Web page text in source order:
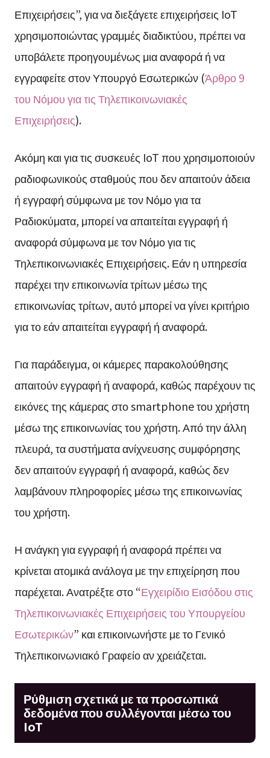
Επιχειρήσεις”, για να διεξάγετε επιχειρήσεις IoT
χρησιμοποιώντας γραμμές διαδικτύου, πρέπει να
υποβάλετε προηγουμένως μια αναφορά ή να
εγγραφείτε στον Υπουργό Εσωτερικών (Άρθρο 9
του Νόμου για τις Τηλεπικοινωνιακές
Επιχειρήσεις).
Ακόμη και για τις συσκευές IoT που χρησιμοποιούν
ραδιοφωνικούς σταθμούς που δεν απαιτούν άδεια
ή εγγραφή σύμφωνα με τον Νόμο για τα
Ραδιοκύματα, μπορεί να απαιτείται εγγραφή ή
αναφορά σύμφωνα με τον Νόμο για τις
Τηλεπικοινωνιακές Επιχειρήσεις. Εάν η υπηρεσία
παρέχει την επικοινωνία τρίτων μέσω της
επικοινωνίας τρίτων, αυτό μπορεί να γίνει κριτήριο
για το εάν απαιτείται εγγραφή ή αναφορά.
Για παράδειγμα, οι κάμερες παρακολούθησης
απαιτούν εγγραφή ή αναφορά, καθώς παρέχουν τις
εικόνες της κάμερας στο smartphone του χρήστη
μέσω της επικοινωνίας του χρήστη. Από την άλλη
πλευρά, τα συστήματα ανίχνευσης συμφόρησης
δεν απαιτούν εγγραφή ή αναφορά, καθώς δεν
λαμβάνουν πληροφορίες μέσω της επικοινωνίας
του χρήστη.
Η ανάγκη για εγγραφή ή αναφορά πρέπει να
κρίνεται ατομικά ανάλογα με την επιχείρηση που
παρέχεται. Ανατρέξτε στο “Εγχειρίδιο Εισόδου στις
Τηλεπικοινωνιακές Επιχειρήσεις του Υπουργείου
Εσωτερικών” και επικοινωνήστε με το Γενικό
Τηλεπικοινωνιακό Γραφείο αν χρειάζεται.
Ρύθμιση σχετικά με τα προσωπικά
δεδομένα που συλλέγονται μέσω του
IoT